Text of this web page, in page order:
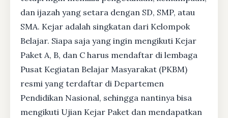
dan ijazah yang setara dengan SD, SMP, atau
SMA. Kejar adalah singkatan dari Kelompok
Belajar. Siapa saja yang ingin mengikuti Kejar
Paket A, B, dan C harus mendaftar di lembaga
Pusat Kegiatan Belajar Masyarakat (PKBM)
resmi yang terdaftar di Departemen
Pendidikan Nasional, sehingga nantinya bisa
mengikuti Ujian Kejar Paket dan mendapatkan